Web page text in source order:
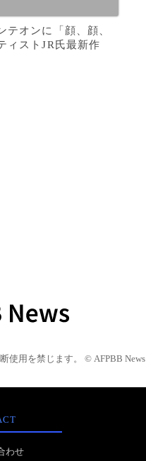
テオンに「顔、顔、
ィストJR氏最新作
使用を禁じます。 © AFPBB News
わせ